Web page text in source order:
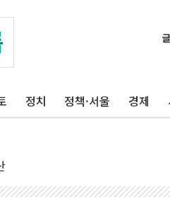
정치 정책·서울 경제